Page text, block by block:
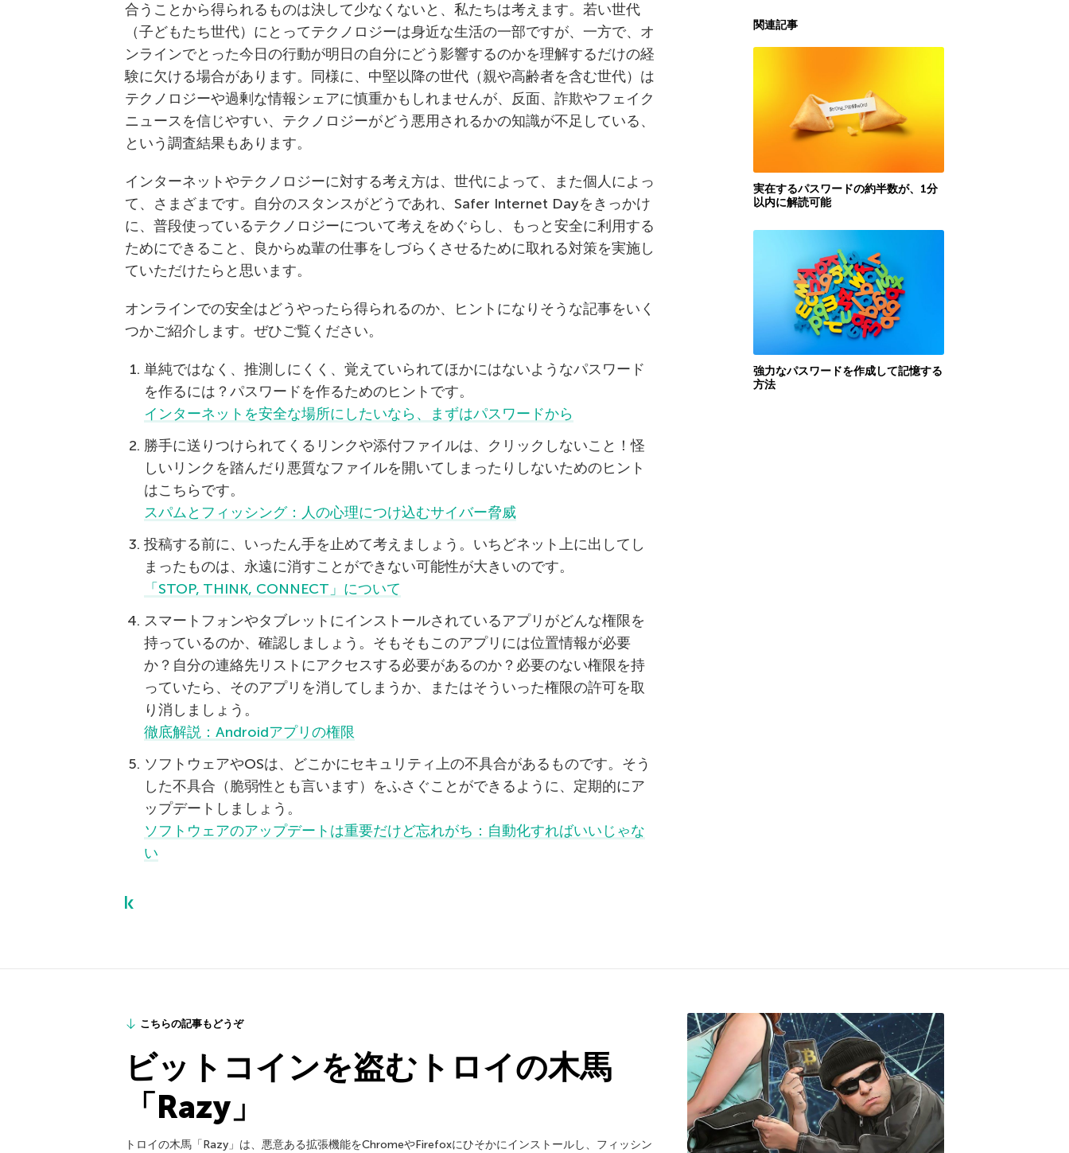
合うことから得られるものは決して少なくないと、私たちは考えます。若い世代
（子どもたち世代）にとってテクノロジーは身近な生活の一部ですが、一方で、オ
ンラインでとった今日の行動が明日の自分にどう影響するのかを理解するだけの経
験に欠ける場合があります。同様に、中堅以降の世代（親や高齢者を含む世代）は
テクノロジーや過剰な情報シェアに慎重かもしれませんが、反面、詐欺やフェイク
ニュースを信じやすい、テクノロジーがどう悪用されるかの知識が不足している、
という調査結果もあります。
インターネットやテクノロジーに対する考え方は、世代によって、また個人によっ
て、さまざまです。自分のスタンスがどうであれ、Safer Internet Dayをきっかけ
に、普段使っているテクノロジーについて考えをめぐらし、もっと安全に利用する
ためにできること、良からぬ輩の仕事をしづらくさせるために取れる対策を実施し
ていただけたらと思います。
オンラインでの安全はどうやったら得られるのか、ヒントになりそうな記事をいく
つかご紹介します。ぜひご覧ください。
単純ではなく、推測しにくく、覚えていられてほかにはないようなパスワード
を作るには？パスワードを作るためのヒントです。
インターネットを安全な場所にしたいなら、まずはパスワードから
勝手に送りつけられてくるリンクや添付ファイルは、クリックしないこと！怪
しいリンクを踏んだり悪質なファイルを開いてしまったりしないためのヒント
はこちらです。
スパムとフィッシング：人の心理につけ込むサイバー脅威
投稿する前に、いったん手を止めて考えましょう。いちどネット上に出してし
まったものは、永遠に消すことができない可能性が大きいのです。
「STOP, THINK, CONNECT」について
スマートフォンやタブレットにインストールされているアプリがどんな権限を
持っているのか、確認しましょう。そもそもこのアプリには位置情報が必要
か？自分の連絡先リストにアクセスする必要があるのか？必要のない権限を持
っていたら、そのアプリを消してしまうか、またはそういった権限の許可を取
り消しましょう。
徹底解説：Androidアプリの権限
ソフトウェアやOSは、どこかにセキュリティ上の不具合があるものです。そう
した不具合（脆弱性とも言います）をふさぐことができるように、定期的にア
ップデートしましょう。
ソフトウェアのアップデートは重要だけど忘れがち：自動化すればいいじゃな
い
関連記事
実在するパスワードの約半数が、1分
以内に解読可能
強力なパスワードを作成して記憶する
方法
こちらの記事もどうぞ
ビットコインを盗むトロイの木馬
「Razy」
トロイの木馬「Razy」は、悪意ある拡張機能をChromeやFirefoxにひそかにインストールし、フィッシン